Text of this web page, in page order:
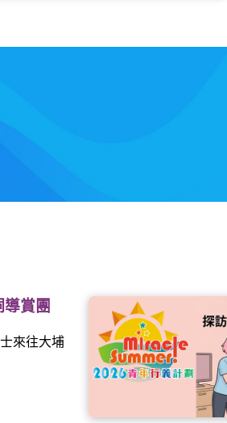
家邀約朋友，一同前來率先體驗！
旅舍。 青年廣場匯集所有喜歡藝術
論你是在尋找展覽或表演空間的年輕
導賞團
來往大埔